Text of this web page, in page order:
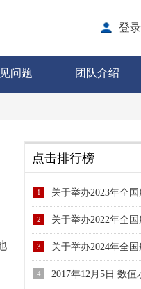
登录
问题 团队介绍
点击排行榜
1 关于举办2023年全
2 关于举办2022年全
3 关于举办2024年全
4 2017年12月5日 数值